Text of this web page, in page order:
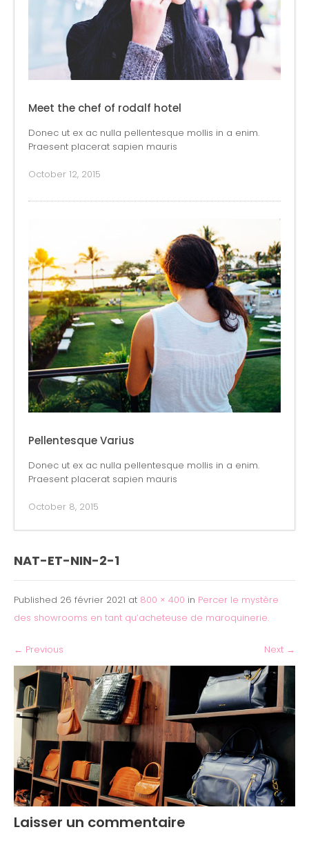
Meet the chef of rodalf hotel
Donec ut ex ac nulla pellentesque mollis in a enim.
Praesent placerat sapien mauris
October 12, 2015
Pellentesque Varius
Donec ut ex ac nulla pellentesque mollis in a enim.
Praesent placerat sapien mauris
October 8, 2015
NAT-ET-NIN-2-1
Published 26 février 2021 at 800 × 400 in Percer le mystère
des showrooms en tant qu’acheteuse de maroquinerie.
← Previous Next →
Laisser un commentaire